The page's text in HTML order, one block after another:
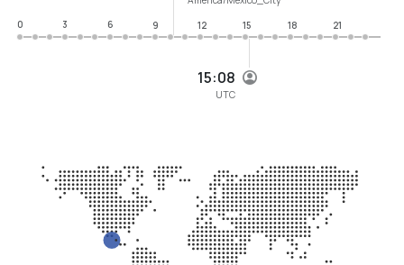
15:08
UTC
0
3 6 9 12 15 18 21